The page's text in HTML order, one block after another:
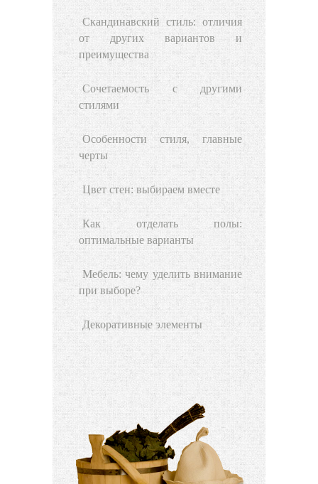
Скандинавский стиль: отличия
от других вариантов и
преимущества
Сочетаемость с другими
стилями
Особенности стиля, главные
черты
Цвет стен: выбираем вместе
Как отделать полы:
оптимальные варианты
Мебель: чему уделить внимание
при выборе?
Декоративные элементы